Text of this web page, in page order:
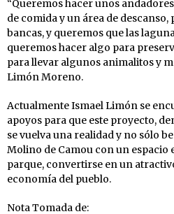
“Queremos hacer unos
de comida y un área de
bancas, y queremos que las
queremos hacer algo para
para llevar algunos animalitos y
Limón Moreno.
Actualmente Ismael Limón se
apoyos para que este proyecto,
se vuelva una realidad y no sólo
Molino de Camou con un espacio
parque, convertirse en un
economía del pueblo.
Nota Tomada de: